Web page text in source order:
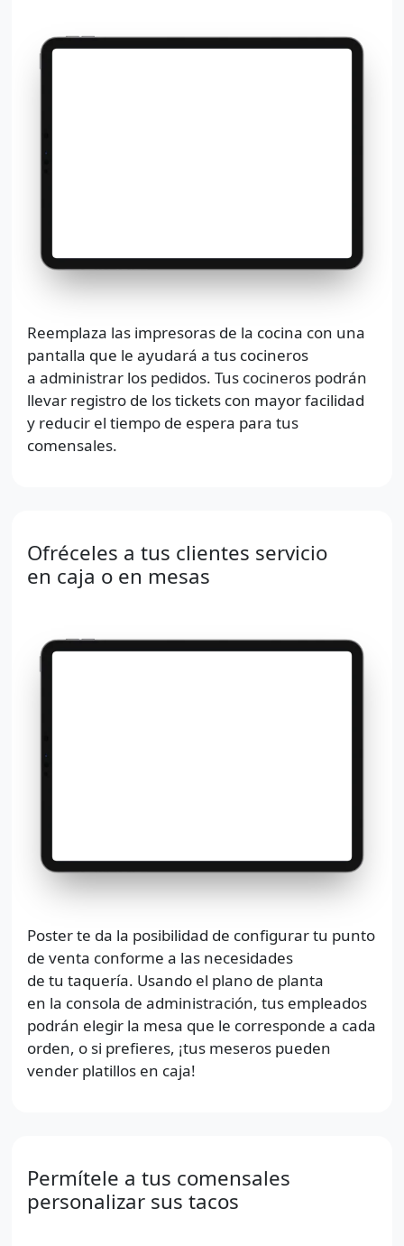
Reemplaza las impresoras de la cocina con una
pantalla que le ayudará a tus cocineros
a administrar los pedidos. Tus cocineros podrán
llevar registro de los tickets con mayor facilidad
y reducir el tiempo de espera para tus
comensales.
Ofréceles a tus clientes servicio
en caja o en mesas
Poster te da la posibilidad de configurar tu punto
de venta conforme a las necesidades
de tu taquería. Usando el plano de planta
en la consola de administración, tus empleados
podrán elegir la mesa que le corresponde a cada
orden, o si prefieres, ¡tus meseros pueden
vender platillos en caja!
Permítele a tus comensales
personalizar sus tacos